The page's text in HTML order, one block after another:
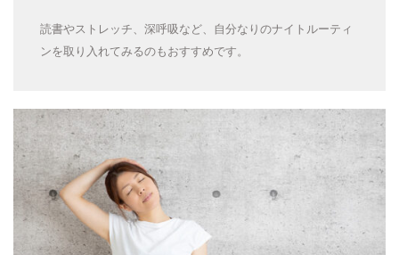
読書やストレッチ、深呼吸など、自分なりのナイトルーティ
ンを取り入れてみるのもおすすめです。